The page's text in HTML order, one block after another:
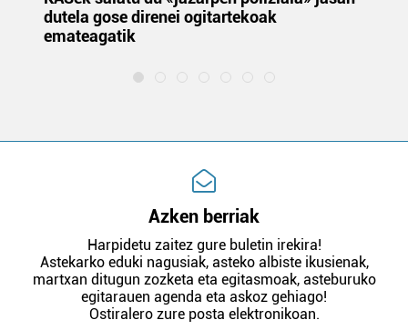
dutela gose direnei ogitartekoak
emateagatik
Azken berriak
Harpidetu zaitez gure buletin irekira!
Astekarko eduki nagusiak, asteko albiste ikusienak,
martxan ditugun zozketa eta egitasmoak, asteburuko
egitarauen agenda eta askoz gehiago!
Ostiralero zure posta elektronikoan.